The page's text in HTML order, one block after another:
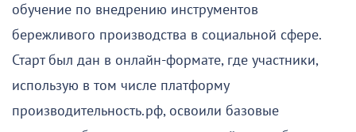
обучение по внедрению инструментов
бережливого производства в социальной сфере.
Старт был дан в онлайн-формате, где участники,
использую в том числе платформу
производительность.рф, освоили базовые